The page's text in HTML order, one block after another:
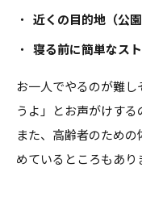
・ 近くの目的地（公
・ 寝る前に簡単なス
お一人でやるのが難
うよ」とお声がけする
また、高齢者のため
めているところもあり